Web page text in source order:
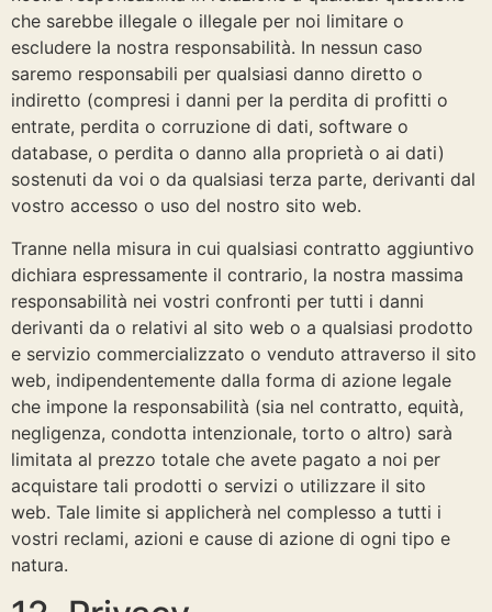
che sarebbe illegale o illegale per noi limitare o
escludere la nostra responsabilità. In nessun caso
saremo responsabili per qualsiasi danno diretto o
indiretto (compresi i danni per la perdita di profitti o
entrate, perdita o corruzione di dati, software o
database, o perdita o danno alla proprietà o ai dati)
sostenuti da voi o da qualsiasi terza parte, derivanti dal
vostro accesso o uso del nostro sito web.
Tranne nella misura in cui qualsiasi contratto aggiuntivo
dichiara espressamente il contrario, la nostra massima
responsabilità nei vostri confronti per tutti i danni
derivanti da o relativi al sito web o a qualsiasi prodotto
e servizio commercializzato o venduto attraverso il sito
web, indipendentemente dalla forma di azione legale
che impone la responsabilità (sia nel contratto, equità,
negligenza, condotta intenzionale, torto o altro) sarà
limitata al prezzo totale che avete pagato a noi per
acquistare tali prodotti o servizi o utilizzare il sito
web. Tale limite si applicherà nel complesso a tutti i
vostri reclami, azioni e cause di azione di ogni tipo e
natura.